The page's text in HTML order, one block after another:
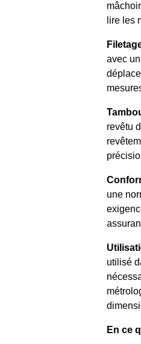
lire les
avec
revêtu
une
utilisé
En ce